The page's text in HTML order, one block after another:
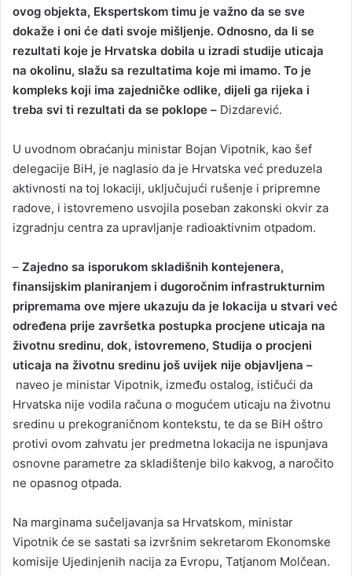
ovog objekta, Ekspertskom timu je važno da se sve
dokaže i oni će dati svoje mišljenje. Odnosno, da li se
rezultati koje je Hrvatska dobila u izradi studije uticaja
na okolinu, slažu sa rezultatima koje mi imamo. To je
kompleks koji ima zajedničke odlike, dijeli ga rijeka i
treba svi ti rezultati da se poklope – Dizdarević.
U uvodnom obraćanju ministar Bojan Vipotnik, kao šef
delegacije BiH, je naglasio da je Hrvatska već preduzela
aktivnosti na toj lokaciji, uključujući rušenje i pripremne
radove, i istovremeno usvojila poseban zakonski okvir za
izgradnju centra za upravljanje radioaktivnim otpadom.
– Zajedno sa isporukom skladišnih kontejenera,
finansijskim planiranjem i dugoročnim infrastrukturnim
pripremama ove mjere ukazuju da je lokacija u stvari već
određena prije završetka postupka procjene uticaja na
životnu sredinu, dok, istovremeno, Studija o procjeni
uticaja na životnu sredinu još uvijek nije objavljena –
naveo je ministar Vipotnik, između ostalog, ističući da
Hrvatska nije vodila računa o mogućem uticaju na životnu
sredinu u prekograničnom kontekstu, te da se BiH oštro
protivi ovom zahvatu jer predmetna lokacija ne ispunjava
osnovne parametre za skladištenje bilo kakvog, a naročito
ne opasnog otpada.
Na marginama sučeljavanja sa Hrvatskom, ministar
Vipotnik će se sastati sa izvršnim sekretarom Ekonomske
komisije Ujedinjenih nacija za Evropu, Tatjanom Molčean.